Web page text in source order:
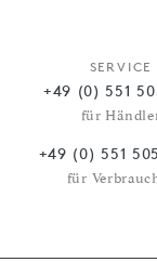
SERVICE
+49 (0) 551
für
+49 (0) 551
für